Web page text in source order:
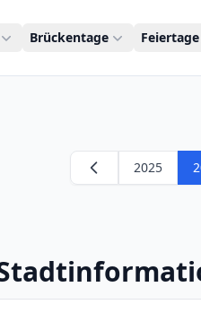
Brückentage Feiertage
2025